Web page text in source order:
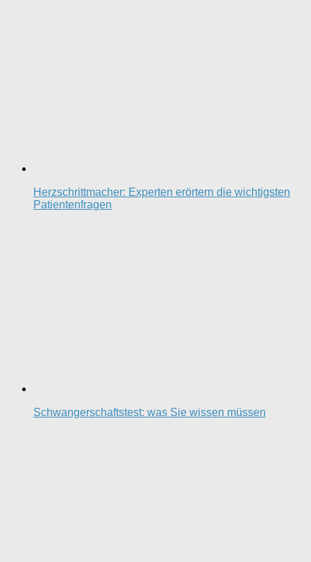
Herzschrittmacher: Experten erörtern die wichtigsten
Patientenfragen
Schwangerschaftstest: was Sie wissen müssen